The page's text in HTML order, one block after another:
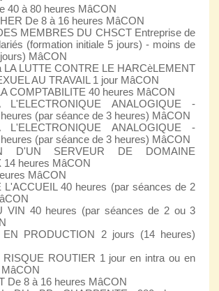
40 à 80 heures MâCON
De 8 à 16 heures MâCON
MEMBRES DU CHSCT Entreprise de
(formation initiale 5 jours) - moins de
MâCON
LA LUTTE CONTRE LE HARCèLEMENT
AU TRAVAIL 1 jour MâCON
COMPTABILITE 40 heures MâCON
L'ELECTRONIQUE ANALOGIQUE -
(par séance de 3 heures) MâCON
L'ELECTRONIQUE ANALOGIQUE -
(par séance de 3 heures) MâCON
D'UN SERVEUR DE DOMAINE
14 heures MâCON
MâCON
L'ACCUEIL 40 heures (par séances de 2
VIN 40 heures (par séances de 2 ou 3
EN PRODUCTION 2 jours (14 heures)
ROUTIER 1 jour en intra ou en
De 8 à 16 heures MâCON